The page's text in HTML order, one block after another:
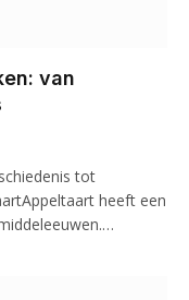
van
tot
heeft een